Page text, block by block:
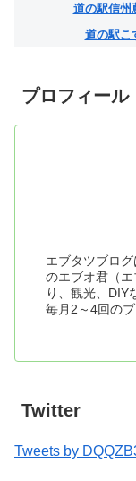
道の駅信州
道の駅こ
プロフィール
エブタツブロ
のエブオ君（
り、観光、DIY
毎月2～4回の
Twitter
Tweets by